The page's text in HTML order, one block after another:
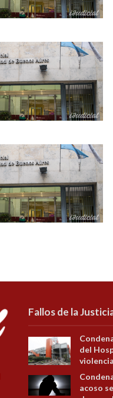
Fallos de la
del
acoso